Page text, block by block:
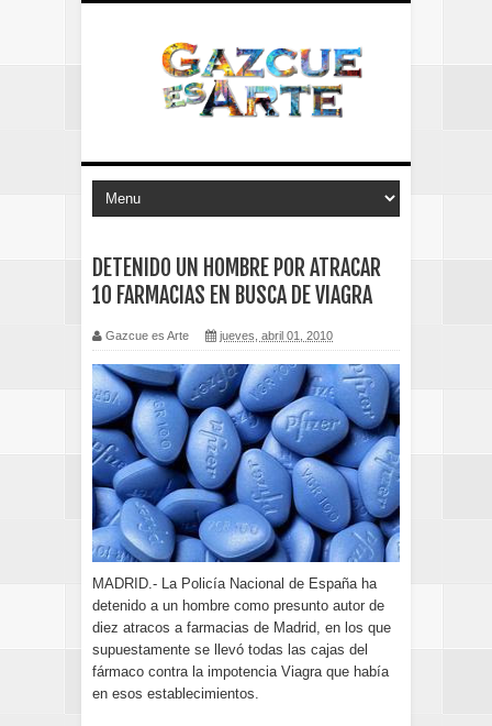
DETENIDO UN HOMBRE POR ATRACAR
10 FARMACIAS EN BUSCA DE VIAGRA
Gazcue es Arte jueves, abril 01, 2010
MADRID.- La Policía Nacional de España ha
detenido a un hombre como presunto autor de
diez atracos a farmacias de Madrid, en los que
supuestamente se llevó todas las cajas del
fármaco contra la impotencia Viagra que había
en esos establecimientos.